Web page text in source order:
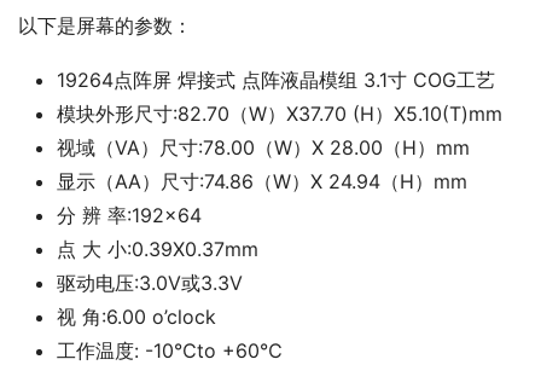
以下是屏幕的参数：
19264点阵屏 焊接式 点阵液晶模组 3.1寸 COG工艺
模块外形尺寸:82.70（W）X37.70 (H）X5.10(T)mm
视域（VA）尺寸:78.00（W）X 28.00（H）mm
显示（AA）尺寸:74.86（W）X 24.94（H）mm
分 辨 率:192×64
点 大 小:0.39X0.37mm
驱动电压:3.0V或3.3V
视 角:6.00 o’clock
工作温度: -10℃to +60℃